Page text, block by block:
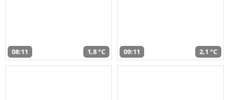
08:11 1,8 °C 09:11 2,1 °C